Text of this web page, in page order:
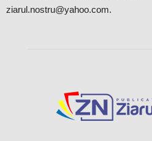
ziarul.nostru@yahoo.com.